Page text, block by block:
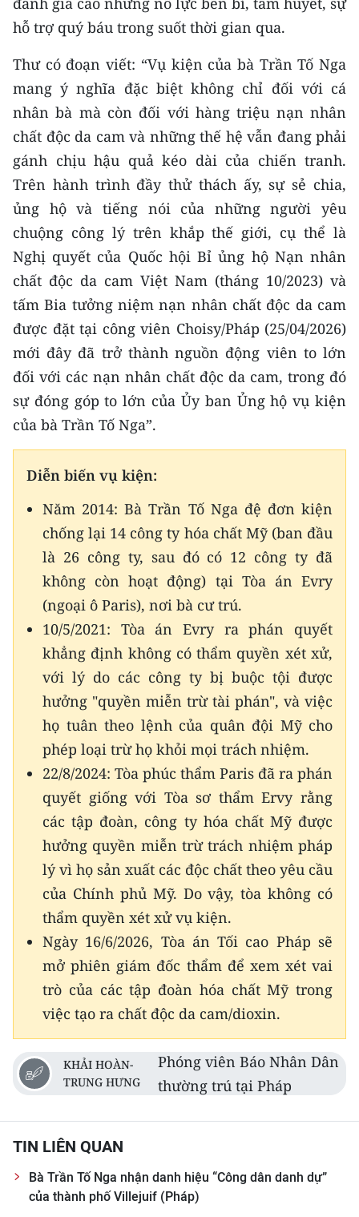
hỗ trợ quý báu trong suốt thời gian qua.
Thư có đoạn viết: “Vụ kiện của bà Trần Tố Nga
mang ý nghĩa đặc biệt không chỉ đối với cá
nhân bà mà còn đối với hàng triệu nạn nhân
chất độc da cam và những thế hệ vẫn đang phải
gánh chịu hậu quả kéo dài của chiến tranh.
Trên hành trình đầy thử thách ấy, sự sẻ chia,
ủng hộ và tiếng nói của những người yêu
chuộng công lý trên khắp thế giới, cụ thể là
Nghị quyết của Quốc hội Bỉ ủng hộ Nạn nhân
chất độc da cam Việt Nam (tháng 10/2023) và
tấm Bia tưởng niệm nạn nhân chất độc da cam
được đặt tại công viên Choisy/Pháp (25/04/2026)
mới đây đã trở thành nguồn động viên to lớn
đối với các nạn nhân chất độc da cam, trong đó
sự đóng góp to lớn của Ủy ban Ủng hộ vụ kiện
của bà Trần Tố Nga”.
Diễn biến vụ kiện:
Năm 2014: Bà Trần Tố Nga đệ đơn kiện
chống lại 14 công ty hóa chất Mỹ (ban đầu
là 26 công ty, sau đó có 12 công ty đã
không còn hoạt động) tại Tòa án Evry
(ngoại ô Paris), nơi bà cư trú.
10/5/2021: Tòa án Evry ra phán quyết
khẳng định không có thẩm quyền xét xử,
với lý do các công ty bị buộc tội được
hưởng "quyền miễn trừ tài phán", và việc
họ tuân theo lệnh của quân đội Mỹ cho
phép loại trừ họ khỏi mọi trách nhiệm.
22/8/2024: Tòa phúc thẩm Paris đã ra phán
quyết giống với Tòa sơ thẩm Ervy rằng
các tập đoàn, công ty hóa chất Mỹ được
hưởng quyền miễn trừ trách nhiệm pháp
lý vì họ sản xuất các độc chất theo yêu cầu
của Chính phủ Mỹ. Do vậy, tòa không có
thẩm quyền xét xử vụ kiện.
Ngày 16/6/2026, Tòa án Tối cao Pháp sẽ
mở phiên giám đốc thẩm để xem xét vai
trò của các tập đoàn hóa chất Mỹ trong
việc tạo ra chất độc da cam/dioxin.
KHẢI HOÀN-
TRUNG HƯNG
Phóng viên Báo Nhân Dân
thường trú tại Pháp
TIN LIÊN QUAN
Bà Trần Tố Nga nhận danh hiệu “Công dân danh dự”
của thành phố Villejuif (Pháp)